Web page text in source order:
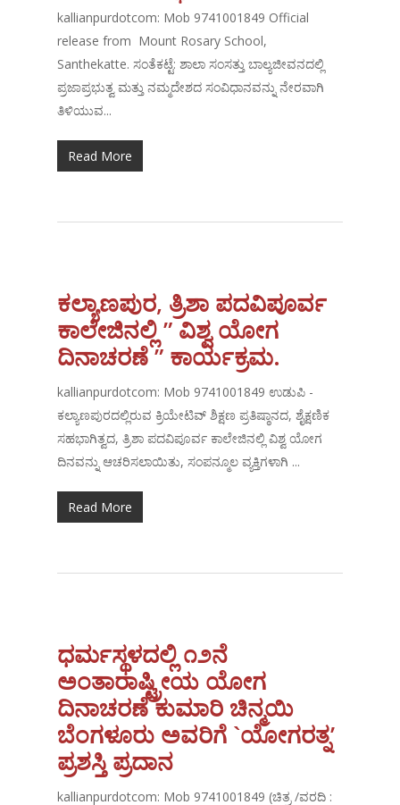
kallianpurdotcom: Mob 9741001849 Official
release from Mount Rosary School,
Santhekatte. ಸಂತೆಕಟ್ಟೆ: ಶಾಲಾ ಸಂಸತ್ತು ಬಾಲ್ಯಜೀವನದಲ್ಲಿ
ಪ್ರಜಾಪ್ರಭುತ್ವ ಮತ್ತು ನಮ್ಮದೇಶದ ಸಂವಿಧಾನವನ್ನು ನೇರವಾಗಿ
ತಿಳಿಯುವ...
Read More
ಕಲ್ಯಾಣಪುರ, ತ್ರಿಶಾ ಪದವಿಪೂರ್ವ
ಕಾಲೇಜಿನಲ್ಲಿ ” ವಿಶ್ವ ಯೋಗ
ದಿನಾಚರಣೆ ” ಕಾರ್ಯಕ್ರಮ.
kallianpurdotcom: Mob 9741001849 ಉಡುಪಿ -
ಕಲ್ಯಾಣಪುರದಲ್ಲಿರುವ ಕ್ರಿಯೇಟಿವ್ ಶಿಕ್ಷಣ ಪ್ರತಿಷ್ಠಾನದ, ಶೈಕ್ಷಣಿಕ
ಸಹಭಾಗಿತ್ವದ, ತ್ರಿಶಾ ಪದವಿಪೂರ್ವ ಕಾಲೇಜಿನಲ್ಲಿ ವಿಶ್ವ ಯೋಗ
ದಿನವನ್ನು ಆಚರಿಸಲಾಯಿತು, ಸಂಪನ್ಮೂಲ ವ್ಯಕ್ತಿಗಳಾಗಿ ...
Read More
ಧರ್ಮಸ್ಥಳದಲ್ಲಿ ೧೨ನೆ
ಅಂತಾರಾಷ್ಟ್ರೀಯ ಯೋಗ
ದಿನಾಚರಣೆ ಕುಮಾರಿ ಚಿನ್ಮಯಿ
ಬೆಂಗಳೂರು ಅವರಿಗೆ `ಯೋಗರತ್ನ’
ಪ್ರಶಸ್ತಿ ಪ್ರದಾನ
kallianpurdotcom: Mob 9741001849 (ಚಿತ್ರ /ವರದಿ :